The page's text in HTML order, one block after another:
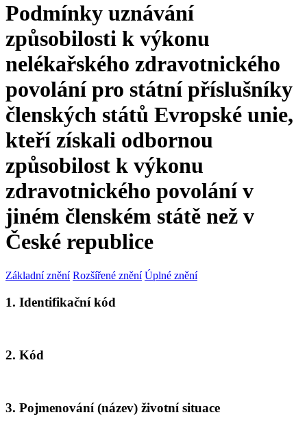
Podmínky uznávání
způsobilosti k výkonu
nelékařského zdravotnického
povolání pro státní příslušníky
členských států Evropské unie,
kteří získali odbornou
způsobilost k výkonu
zdravotnického povolání v
jiném členském státě než v
České republice
Základní znění Rozšířené znění Úplné znění
1. Identifikační kód
2. Kód
3. Pojmenování (název) životní situace